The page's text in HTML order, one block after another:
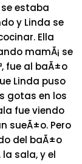
estaba
y Linda se
Ella
mamÃ¡ se
fue al baÃ±o
Linda puso
gotas en los
fue viendo
sueÃ±o. Pero
del baÃ±o
sala, y el